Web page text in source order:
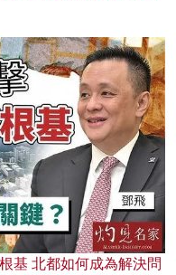
基 北都如何成為解決問